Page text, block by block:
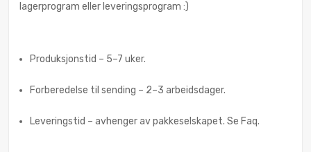
lagerprogram eller leveringsprogram :)
Produksjonstid – 5–7 uker.
Forberedelse til sending – 2–3 arbeidsdager.
Leveringstid – avhenger av pakkeselskapet. Se Faq.